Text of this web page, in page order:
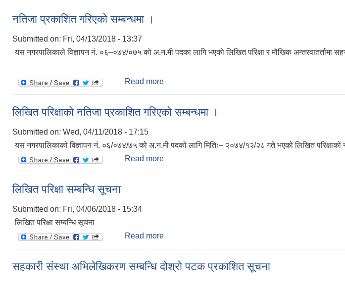
नतिजा प्रकाशित गरिएको सम्बन्धमा ।
Submitted on: Fri, 04/13/2018 - 13:37
यस नगरपालिकाले विज्ञापन नं. ०६–०७४/०७५ को अ.न.मी पदका लागि भएको लिखित परिक्षा र मौखिक अन्तरवातर्तामा
Read more
लिखित परिक्षाको नतिजा प्रकाशित गरिएको सम्बन्धमा ।
Submitted on: Wed, 04/11/2018 - 17:15
यस नगरपालिकाको विज्ञापन नं. ०६/०७४/७५ को अ.न.मी पदको लागि मितिः– २०७४/१२/२८ गते भएको लिखित परिक्षाको
Read more
लिखित परिक्षा सम्बन्धि सूचना
Submitted on: Fri, 04/06/2018 - 15:34
लिखित परिक्षा सम्बन्धि सूचना
Read more
सहकारी संस्था अभिलेखिकरण सम्बन्धि दोश्रो पटक प्रकाशित सूचना